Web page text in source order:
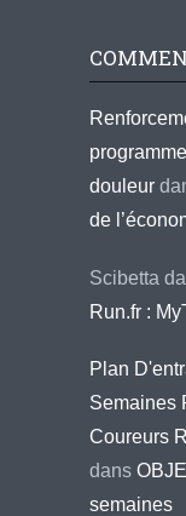
douleur
de
Scibetta
Run.fr :
Plan
Semaines
Coureurs
dans
semaines